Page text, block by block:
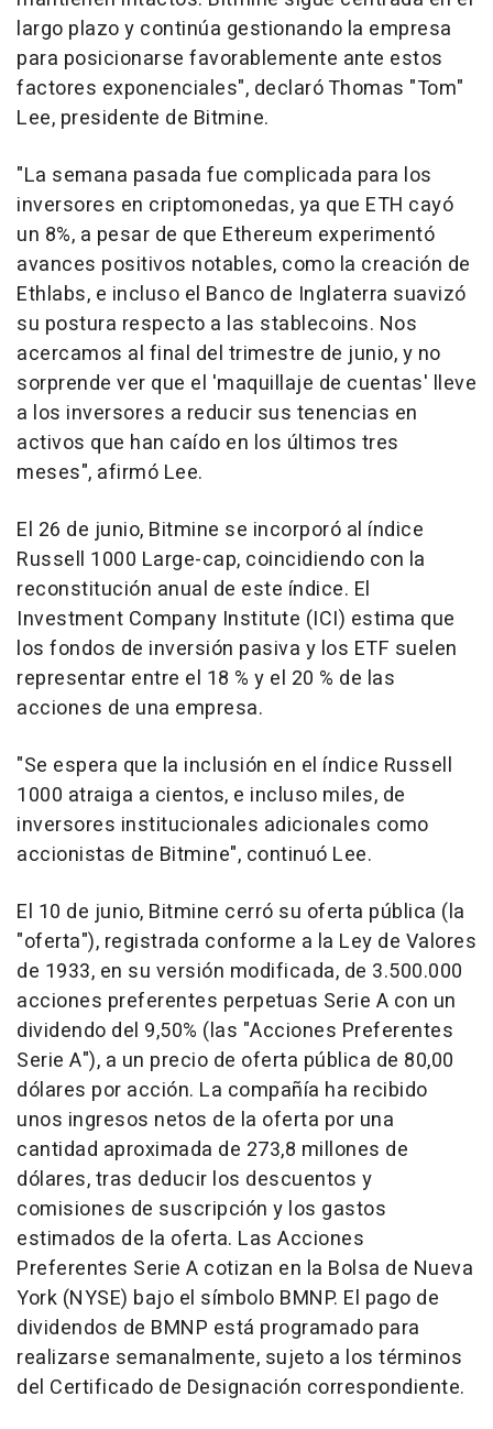
largo plazo y continúa gestionando la empresa
para posicionarse favorablemente ante estos
factores exponenciales", declaró Thomas "Tom"
Lee, presidente de Bitmine.
"La semana pasada fue complicada para los
inversores en criptomonedas, ya que ETH cayó
un 8%, a pesar de que Ethereum experimentó
avances positivos notables, como la creación de
Ethlabs, e incluso el Banco de Inglaterra suavizó
su postura respecto a las stablecoins. Nos
acercamos al final del trimestre de junio, y no
sorprende ver que el 'maquillaje de cuentas' lleve
a los inversores a reducir sus tenencias en
activos que han caído en los últimos tres
meses", afirmó Lee.
El 26 de junio, Bitmine se incorporó al índice
Russell 1000 Large-cap, coincidiendo con la
reconstitución anual de este índice. El
Investment Company Institute (ICI) estima que
los fondos de inversión pasiva y los ETF suelen
representar entre el 18 % y el 20 % de las
acciones de una empresa.
"Se espera que la inclusión en el índice Russell
1000 atraiga a cientos, e incluso miles, de
inversores institucionales adicionales como
accionistas de Bitmine", continuó Lee.
El 10 de junio, Bitmine cerró su oferta pública (la
"oferta"), registrada conforme a la Ley de Valores
de 1933, en su versión modificada, de 3.500.000
acciones preferentes perpetuas Serie A con un
dividendo del 9,50% (las "Acciones Preferentes
Serie A"), a un precio de oferta pública de 80,00
dólares por acción. La compañía ha recibido
unos ingresos netos de la oferta por una
cantidad aproximada de 273,8 millones de
dólares, tras deducir los descuentos y
comisiones de suscripción y los gastos
estimados de la oferta. Las Acciones
Preferentes Serie A cotizan en la Bolsa de Nueva
York (NYSE) bajo el símbolo BMNP. El pago de
dividendos de BMNP está programado para
realizarse semanalmente, sujeto a los términos
del Certificado de Designación correspondiente.